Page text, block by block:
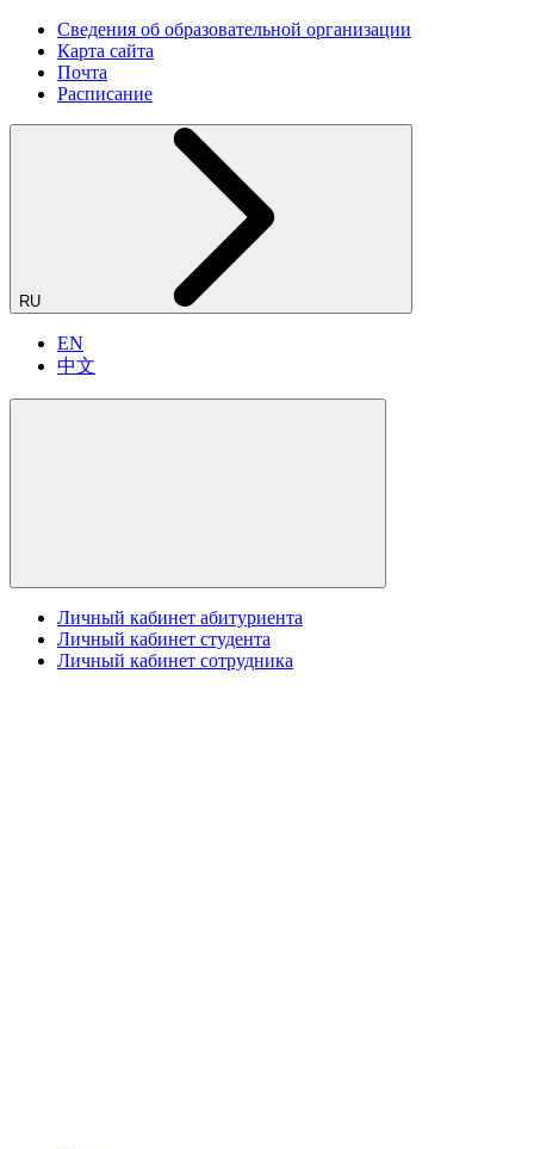
Сведения об образовательной организации
Карта сайта
Почта
Расписание
RU
EN
中文
Личный кабинет абитуриента
Личный кабинет студента
Личный кабинет сотрудника